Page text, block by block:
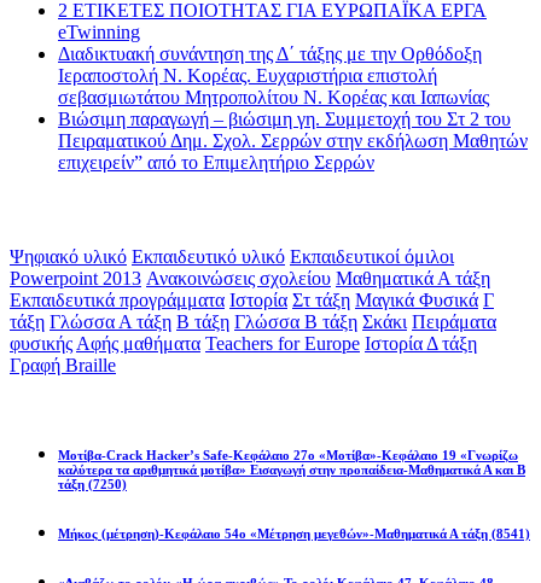
2 ΕΤΙΚΕΤΕΣ ΠΟΙΟΤΗΤΑΣ ΓΙΑ ΕΥΡΩΠΑΪΚΑ ΕΡΓΑ
eTwinning
Διαδικτυακή συνάντηση της Δ΄ τάξης με την Ορθόδοξη
Ιεραποστολή Ν. Κορέας. Ευχαριστήρια επιστολή
σεβασμιωτάτου Μητροπολίτου Ν. Κορέας και Ιαπωνίας
Βιώσιμη παραγωγή – βιώσιμη γη. Συμμετοχή του Στ 2 του
Πειραματικού Δημ. Σχολ. Σερρών στην εκδήλωση Μαθητών
επιχειρείν” από το Επιμελητήριο Σερρών
Ψηφιακό υλικό Εκπαιδευτικό υλικό Εκπαιδευτικοί όμιλοι
Powerpoint 2013 Ανακοινώσεις σχολείου Μαθηματικά Α τάξη
Εκπαιδευτικά προγράμματα Ιστορία Στ τάξη Μαγικά Φυσικά Γ
τάξη Γλώσσα Α τάξη Β τάξη Γλώσσα Β τάξη Σκάκι Πειράματα
φυσικήςΑφής μαθήματα Teachers for Europe Ιστορία Δ τάξη
Γραφή Braille
Μοτίβα-Crack Hacker’s Safe-Κεφάλαιο 27ο «Μοτίβα»-Κεφάλαιο 19 «Γνωρίζω
καλύτερα τα αριθμητικά μοτίβα» Εισαγωγή στην προπαίδεια-Μαθηματικά Α και Β
τάξη (7250)
Μήκος (μέτρηση)-Κεφάλαιο 54ο «Μέτρηση μεγεθών»-Μαθηματικά Α τάξη (8541)